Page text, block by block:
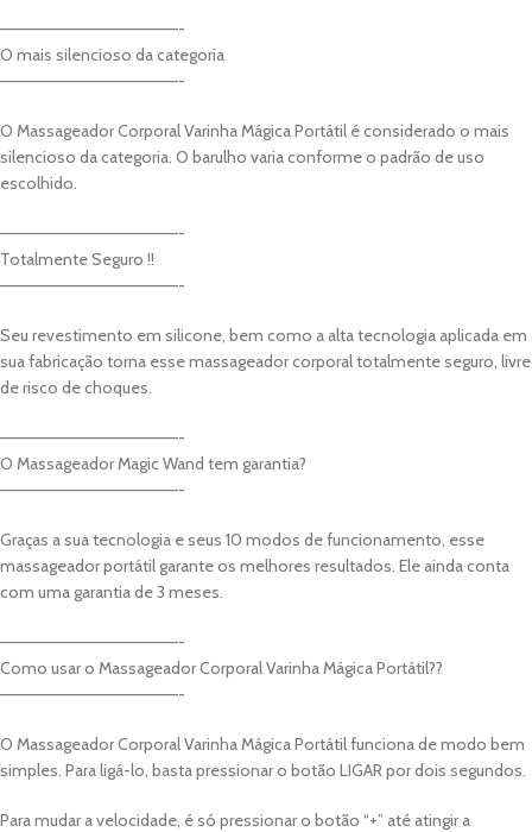
———————————————-
O mais silencioso da categoria
———————————————-
O Massageador Corporal Varinha Mágica Portátil é considerado o mais
silencioso da categoria. O barulho varia conforme o padrão de uso
escolhido.
———————————————-
Totalmente Seguro !!
———————————————-
Seu revestimento em silicone, bem como a alta tecnologia aplicada em
sua fabricação torna esse massageador corporal totalmente seguro, livre
de risco de choques.
———————————————-
O Massageador Magic Wand tem garantia?
———————————————-
Graças a sua tecnologia e seus 10 modos de funcionamento, esse
massageador portátil garante os melhores resultados. Ele ainda conta
com uma garantia de 3 meses.
———————————————-
Como usar o Massageador Corporal Varinha Mágica Portátil??
———————————————-
O Massageador Corporal Varinha Mágica Portátil funciona de modo bem
simples. Para ligá-lo, basta pressionar o botão LIGAR por dois segundos.
Para mudar a velocidade, é só pressionar o botão “+” até atingir a